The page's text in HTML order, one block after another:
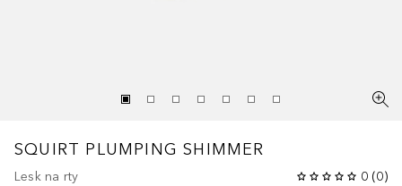
SQUIRT PLUMPING SHIMMER
Lesk na rty 0 (0)